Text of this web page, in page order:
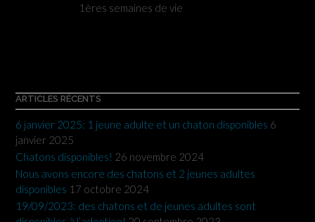
1ères semaines de vie
ARTICLES RÉCENTS
6 janvier 2025: 1 jeune adulte et un chaton disponibles 6
janvier 2025
Chatons disponibles! 26 novembre 2024
Nous avons encore des chatons et 2 jeunes adultes
disponibles 17 octobre 2024
19/09/2023: des chatons et de jeunes adultes sont